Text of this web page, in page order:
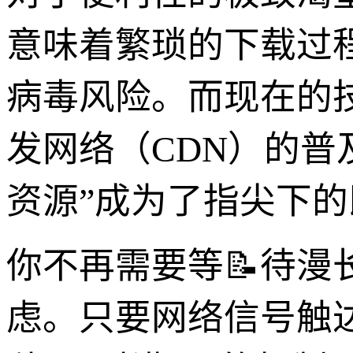
意味着繁琐的下载过
病毒风险。而现在的
发网络（CDN）的普
资源”成为了指尖下
你不再需要等📝待漫
虑。只要网络信号触